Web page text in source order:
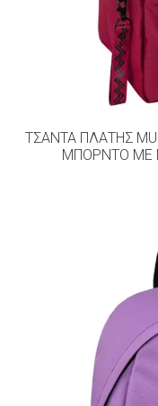
ΤΣΆΝΤΑ ΠΛΆΤΗΣ
ΜΠΟΡΝΤΌ ΜΕ